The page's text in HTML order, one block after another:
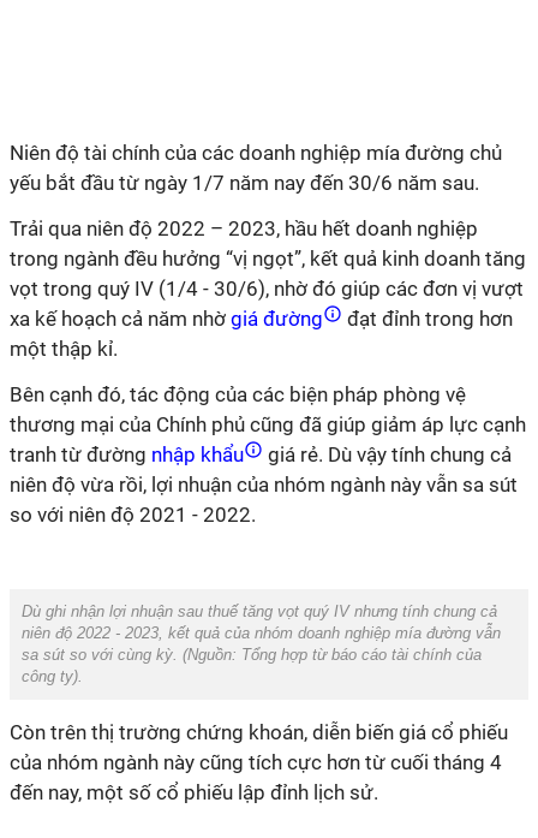
Niên độ tài chính của các doanh nghiệp mía đường chủ
yếu bắt đầu từ ngày 1/7 năm nay đến 30/6 năm sau.
Trải qua niên độ 2022 – 2023, hầu hết doanh nghiệp
trong ngành đều hưởng “vị ngọt”, kết quả kinh doanh tăng
vọt trong quý IV (1/4 - 30/6), nhờ đó giúp các đơn vị vượt
xa kế hoạch cả năm nhờ giá đường
đạt đỉnh trong hơn
một thập kỉ.
Bên cạnh đó, tác động của các biện pháp phòng vệ
thương mại của Chính phủ cũng đã giúp giảm áp lực cạnh
tranh từ đường nhập khẩu
giá rẻ. Dù vậy tính chung cả
niên độ vừa rồi, lợi nhuận của nhóm ngành này vẫn sa sút
so với niên độ 2021 - 2022.
Dù ghi nhận lợi nhuận sau thuế tăng vọt quý IV nhưng tính chung cả
niên độ 2022 - 2023, kết quả của nhóm doanh nghiệp mía đường vẫn
sa sút so với cùng kỳ. (Nguồn: Tổng hợp từ báo cáo tài chính của
công ty).
Còn trên thị trường chứng khoán, diễn biến giá cổ phiếu
của nhóm ngành này cũng tích cực hơn từ cuối tháng 4
đến nay, một số cổ phiếu lập đỉnh lịch sử.